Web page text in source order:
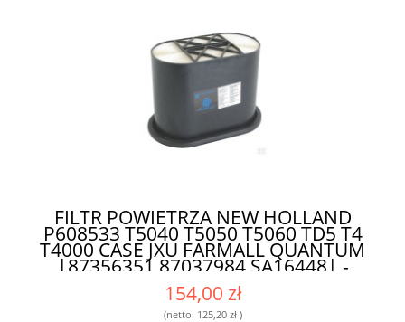
FILTR POWIETRZA NEW HOLLAND
P608533 T5040 T5050 T5060 TD5 T4
T4000 CASE JXU FARMALL QUANTUM
|87356351 87037984 SA16448| -
WYSOKIEJ KLASY FILTR DLA
ROLNIKÓW I MECHANIKÓW
154,00 zł
(netto: 125,20 zł)